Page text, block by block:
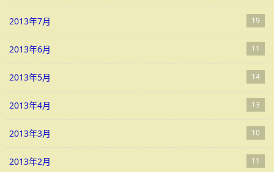
2013年7月 19
2013年6月 11
2013年5月 14
2013年4月 13
2013年3月 10
2013年2月 11